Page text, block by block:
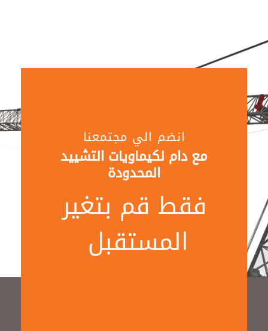
انضم الي مجتمعنا
مع دام لكيماويات التشييد
المحدودة
فقط قم بتغير
المستقبل